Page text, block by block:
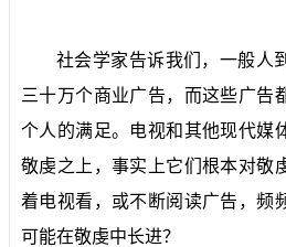
社会学家告诉我们，一般人
三十万个商业广告，而这些广告
个人的满足。电视和其他现代媒
敬虔之上，事实上它们根本对敬
着电视看，或不断阅读广告，频
可能在敬虔中长进？